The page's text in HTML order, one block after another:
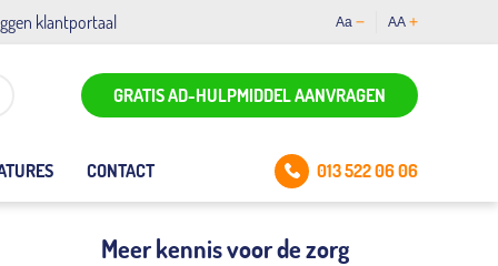
klantportaal Aa AA
GRATIS AD-HULPMIDDEL AANVRAGEN
CONTACT 013 522 06 06
Meer kennis voor de zorg